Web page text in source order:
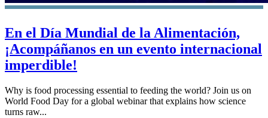
En el Día Mundial de la Alimentación,
¡Acompáñanos en un evento internacional
imperdible!
Why is food processing essential to feeding the world? Join us on
World Food Day for a global webinar that explains how science
turns raw...